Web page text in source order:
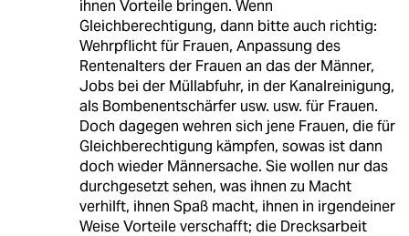
ihnen Vorteile bringen. Wenn
Gleichberechtigung, dann bitte auch richtig:
Wehrpflicht für Frauen, Anpassung des
Rentenalters der Frauen an das der Männer,
Jobs bei der Müllabfuhr, in der Kanalreinigung,
als Bombenentschärfer usw. usw. für Frauen.
Doch dagegen wehren sich jene Frauen, die für
Gleichberechtigung kämpfen, sowas ist dann
doch wieder Männersache. Sie wollen nur das
durchgesetzt sehen, was ihnen zu Macht
verhilft, ihnen Spaß macht, ihnen in irgendeiner
Weise Vorteile verschafft; die Drecksarbeit